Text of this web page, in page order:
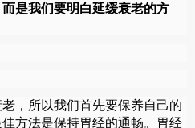
是我们要明白延缓衰老的方
，所以我们首先要保养自己的
方法是保持胃经的通畅。胃经